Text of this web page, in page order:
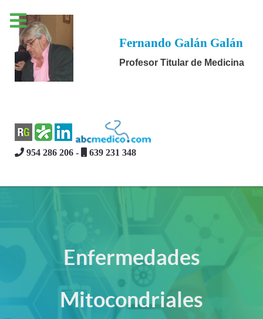
Fernando Galán Galán
Profesor Titular de Medicina
954 286 206 - 639 231 348
Enfermedades
Mitocondriales